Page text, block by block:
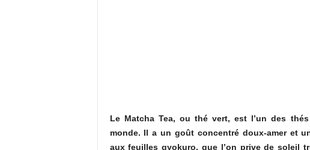
Le Matcha Tea, ou thé vert, est l’un des
monde. Il a un goût concentré doux-amer et
aux feuilles gyokuro, que l’on prive de soleil